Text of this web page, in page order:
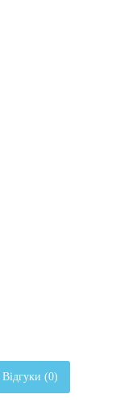
Відгуки (0)